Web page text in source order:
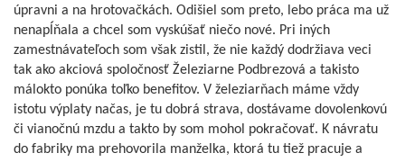
úpravni a na hrotovačkách. Odišiel som preto, lebo práca ma už
nenapĺňala a chcel som vyskúšať niečo nové. Pri iných
zamestnávateľoch som však zistil, že nie každý dodržiava veci
tak ako akciová spoločnosť Železiarne Podbrezová a takisto
málokto ponúka toľko benefitov. V železiarňach máme vždy
istotu výplaty načas, je tu dobrá strava, dostávame dovolenkovú
či vianočnú mzdu a takto by som mohol pokračovať. K návratu
do fabriky ma prehovorila manželka, ktorá tu tiež pracuje a